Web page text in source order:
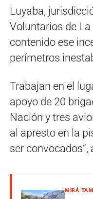
Luyaba,
Voluntarios de
contenido ese
perímetros
Trabajan en el
apoyo de 20
Nación y tres
al apresto en la
ser convocados”,
MIRÁ